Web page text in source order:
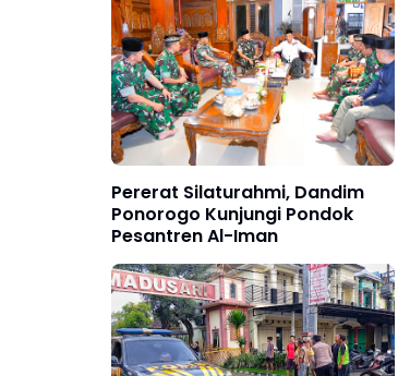
Pererat Silaturahmi, Dandim
Ponorogo Kunjungi Pondok
Pesantren Al-Iman